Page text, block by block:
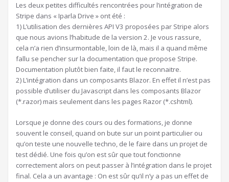
Les deux petites difficultés rencontrées pour l’intégration de
Stripe dans « Iparla Drive » ont été :
1) L’utilisation des dernières API V3 proposées par Stripe alors
que nous avions l’habitude de la version 2. Je vous rassure,
cela n’a rien d’insurmontable, loin de là, mais il a quand même
fallu se pencher sur la documentation que propose Stripe.
Documentation plutôt bien faite, il faut le reconnaitre.
2) L’intégration dans un composants Blazor. En effet il n’est pas
possible d’utiliser du Javascript dans les composants Blazor
(*.razor) mais seulement dans les pages Razor (*.cshtml).
Lorsque je donne des cours ou des formations, je donne
souvent le conseil, quand on bute sur un point particulier ou
qu’on teste une nouvelle techno, de le faire dans un projet de
test dédié. Une fois qu’on est sûr que tout fonctionne
correctement alors on peut passer à l’intégration dans le projet
final. Cela a un avantage : On est sûr qu’il n’y a pas un effet de